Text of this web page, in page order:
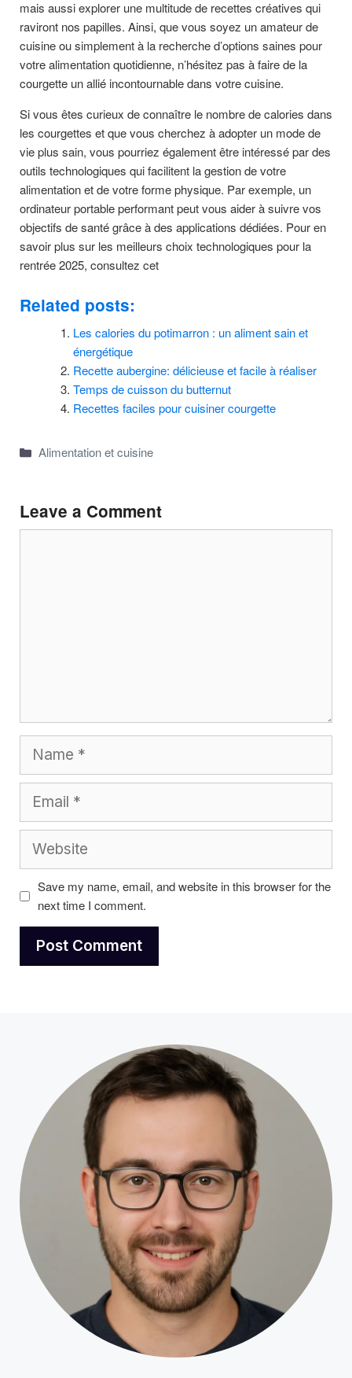
mais aussi explorer une multitude de recettes créatives qui
raviront nos papilles. Ainsi, que vous soyez un amateur de
cuisine ou simplement à la recherche d’options saines pour
votre alimentation quotidienne, n’hésitez pas à faire de la
courgette un allié incontournable dans votre cuisine.
Si vous êtes curieux de connaître le nombre de calories dans
les courgettes et que vous cherchez à adopter un mode de
vie plus sain, vous pourriez également être intéressé par des
outils technologiques qui facilitent la gestion de votre
alimentation et de votre forme physique. Par exemple, un
ordinateur portable performant peut vous aider à suivre vos
objectifs de santé grâce à des applications dédiées. Pour en
savoir plus sur les meilleurs choix technologiques pour la
rentrée 2025, consultez cet
Related posts:
Les calories du potimarron : un aliment sain et
énergétique
Recette aubergine: délicieuse et facile à réaliser
Temps de cuisson du butternut
Recettes faciles pour cuisiner courgette
Categories
Alimentation et cuisine
Leave a Comment
Save my name, email, and website in this browser for the
next time I comment.